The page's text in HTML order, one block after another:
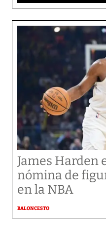
James Harden
nómina de
en la NBA
BALONCESTO